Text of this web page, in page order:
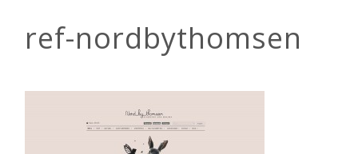
ref-nordbythomsen